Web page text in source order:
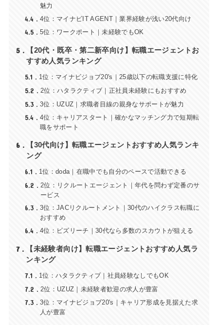
魅力
4.4 4位：マイナビIT AGENT｜業界経験が浅い20代向け
4.5 5位：ワークポート｜未経験でもOK
5
【20代・既卒・第二新卒向け】転職エージェントお
すすめ人気ランキング
5.1 1位：マイナビジョブ20's｜25歳以下の転職支援に特化
5.2 2位：ハタラクティブ｜正社員未経験にもおすすめ
5.3 3位：UZUZ｜求職者目線の親身なサポートが魅力
5.4
4位：キャリアスタート｜確かなマッチング力で短期転
職をサポート
6
【30代向け】転職エージェントおすすめ人気ランキ
ング
6.1 1位：doda｜在職中でも自分のペースで活動できる
6.2
2位：リクルートエージェント｜年代を問わず定番のサ
ービス
6.3
3位：JACリクルートメント｜30代のハイクラス転職に
おすすめ
6.4 4位：ビズリーチ｜30代なら多数のスカウトが狙える
7
【未経験者向け】転職エージェントおすすめ人気ラ
ンキング
7.1 1位：ハタラクティブ｜社員経験なしでもOK
7.2 2位：UZUZ｜未経験者歓迎の求人が豊富
7.3
3位：マイナビジョブ20's｜キャリア形成を見据えた求
人が豊富